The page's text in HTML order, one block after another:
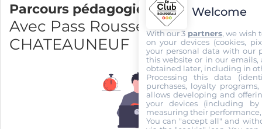
Parcours pédagogique
Avec Pass Rousseau et
CHATEAUNEUF
Welcome
With our 3 partners, we wish
on your devices (cookies,
your personal data with our
this website or in our emails,
obtained later, including in
Processing this data
purchases, loyalty
allows developing and
your devices (including
measuring their
You can "accept all" and